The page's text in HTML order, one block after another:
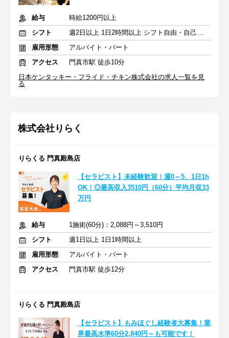
給与
時給1200円以上
シフト
週2日以上 1日2時間以上 シフト自由・自己申告
雇用形態
アルバイト・パート
アクセス
門真市駅 徒歩10分
日本ケンタッキー・フライド・チキン株式会社の求人一覧を見
る
株式会社りらく
りらくる 門真殿島店
【セラピスト】未経験歓迎！週0～5、1日1h
OK！◎最高収入3510円（60分）平均月収33
万円
給与
1施術(60分)：2,088円～3,510円
シフト
週1日以上 1日1時間以上
雇用形態
アルバイト・パート
アクセス
門真市駅 徒歩12分
りらくる 門真殿島店
【セラピスト】もみほぐし経験者大募集！業
界最高水準60分2,840円～も可能です！